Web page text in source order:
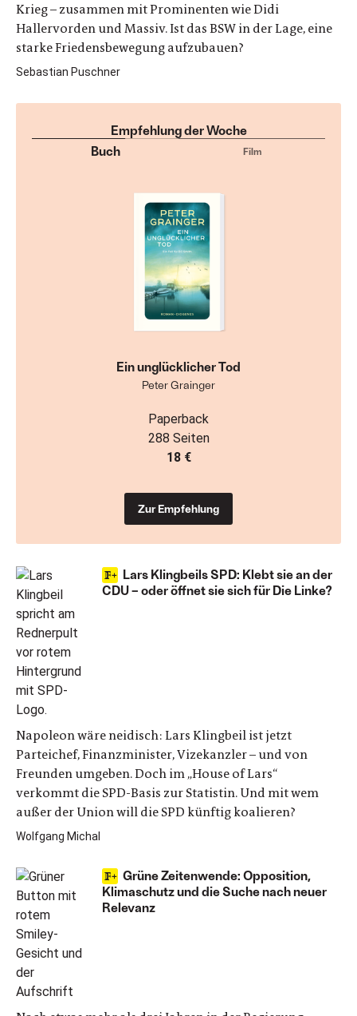
Krieg – zusammen mit Prominenten wie Didi
Hallervorden und Massiv. Ist das BSW in der Lage, eine
starke Friedensbewegung aufzubauen?
Sebastian Puschner
Lars Klingbeils SPD: Klebt sie an der
CDU – oder öffnet sie sich für Die Linke?
Napoleon wäre neidisch: Lars Klingbeil ist jetzt
Parteichef, Finanzminister, Vizekanzler – und von
Freunden umgeben. Doch im „House of Lars“
verkommt die SPD-Basis zur Statistin. Und mit wem
außer der Union will die SPD künftig koalieren?
Wolfgang Michal
Grüne Zeitenwende: Opposition,
Klimaschutz und die Suche nach neuer
Relevanz
Empfehlung der Woche
Buch
Film
Ein unglücklicher Tod
Peter Grainger
Paperback
288 Seiten
18 €
Zur Empfehlung